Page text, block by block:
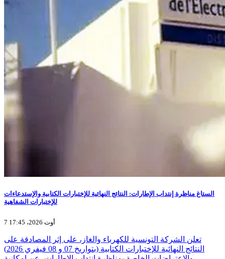
الستاغ مناظرة إنتداب الإطارات: النتائج النهائية للإختبارات الكتابية والإستدعاءات
للإختبارات الشفاهية
7 أوت 2026، 17:45
تعلن الشركة التونسية للكهرباء والغاز، على إثر المصادقة على
النتائج النهائية للإختبارات الكتابية (بتواريخ 07 و 08 فيفري 2026)